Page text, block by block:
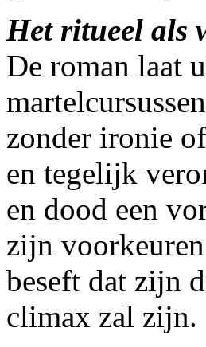
Het ritueel als
De roman laat
zonder ironie
en tegelijk
en dood een
zijn
beseft dat zijn
climax zal zijn.